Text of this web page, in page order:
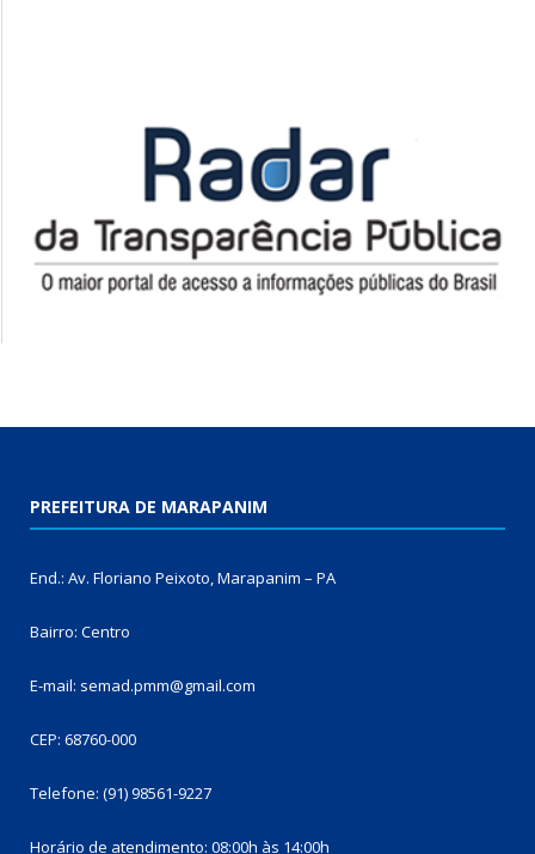
PREFEITURA DE MARAPANIM
End.: Av. Floriano Peixoto, Marapanim – PA
Bairro: Centro
E-mail: semad.pmm@gmail.com
CEP: 68760-000
Telefone: (91) 98561-9227
Horário de atendimento: 08:00h às 14:00h